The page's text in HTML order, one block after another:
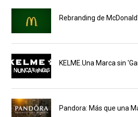
Rebranding de
KELME.Una Marca sin
Pandora: Más que una